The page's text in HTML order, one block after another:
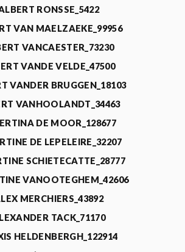
RONSSE_5422
VAN MAELZAEKE_99956
VANCAESTER_73230
VANDE VELDE_47500
VANDER BRUGGEN_18103
VANHOOLANDT_34463
DE MOOR_128677
DE LEPELEIRE_32207
SCHIETECATTE_28777
VANOOTEGHEM_42606
MERCHIERS_43892
TACK_71170
HELDENBERGH_122914